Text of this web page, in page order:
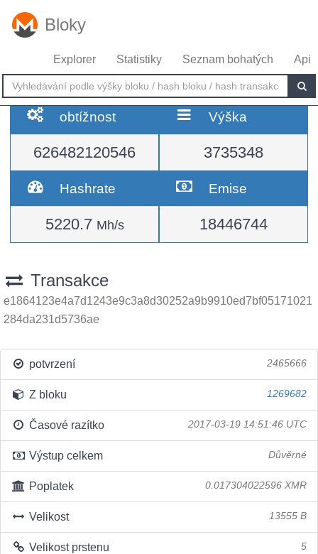
Bloky
Explorer Statistiky Seznam bohatých Api
obtížnost
626482120546
Výška
3735348
Hashrate
5220.7 Mh/s
Emise
18446744
Transakce
e1864123e4a7d1243e9c3a8d30252a9b9910ed7bf05171021
284da231d5736ae
potvrzení 2465666
Z bloku 1269682
Časové razítko 2017-03-19 14:51:46 UTC
Výstup celkem Důvěrné
Poplatek 0.017304022596 XMR
Velikost 13555 B
Velikost prstenu 5